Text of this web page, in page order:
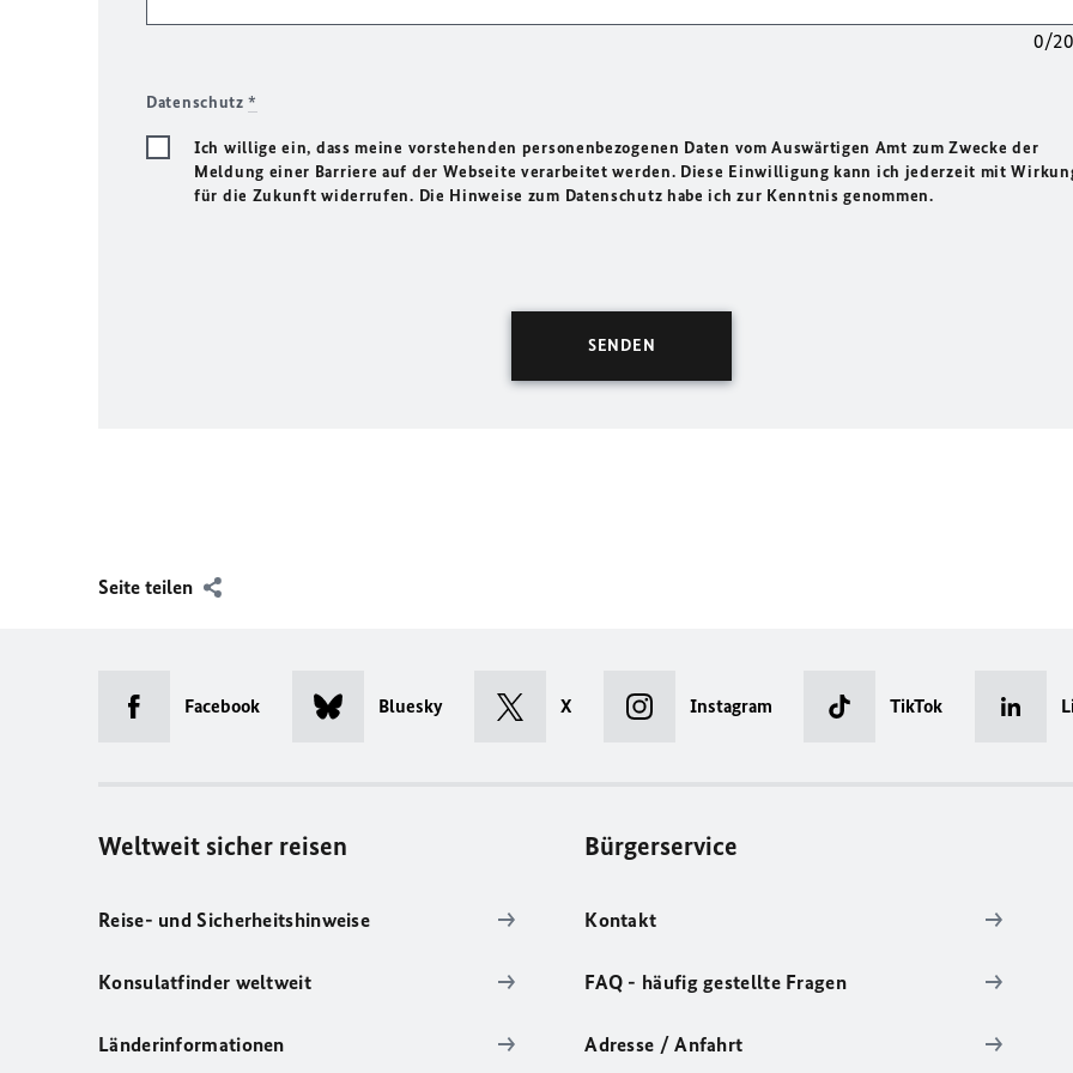
0/
Datenschutz*
Ich willige ein, dass meine vorstehenden personenbezogenen Daten vom Auswärtigen Amt zum Zwecke der
Meldung einer Barriere auf der Webseite verarbeitet werden. Diese Einwilligung kann ich jederzeit mit
für die Zukunft widerrufen. Die Hinweise zum Datenschutz habe ich zur Kenntnis genommen.
Seite teilen
Facebook Bluesky X Instagram TikTok
Weltweit sicher reisen
Reise- und Sicherheitshinweise
Konsulatfinder weltweit
Länderinformationen
Bürgerservice
Kontakt
FAQ - häufig gestellte Fragen
Adresse / Anfahrt